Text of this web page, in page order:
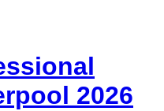
2026